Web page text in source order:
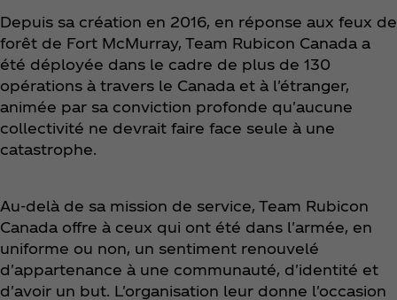
Depuis sa création en 2016, en réponse aux feux de
forêt de Fort McMurray, Team Rubicon Canada a
été déployée dans le cadre de plus de 130
opérations à travers le Canada et à l'étranger,
animée par sa conviction profonde qu'aucune
collectivité ne devrait faire face seule à une
catastrophe.
Au-delà de sa mission de service, Team Rubicon
Canada offre à ceux qui ont été dans l'armée, en
uniforme ou non, un sentiment renouvelé
d'appartenance à une communauté, d'identité et
d'avoir un but. L'organisation leur donne l'occasion